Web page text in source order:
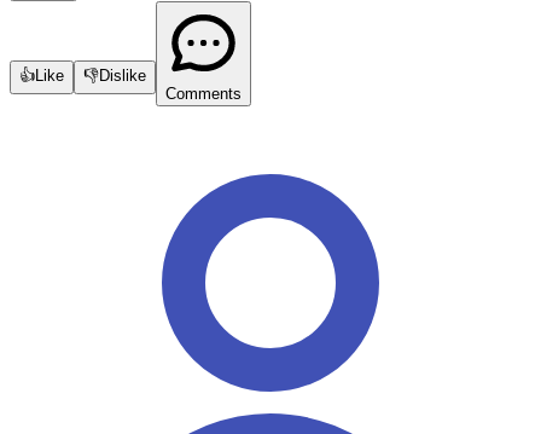
👍Like 👎Dislike
Comments